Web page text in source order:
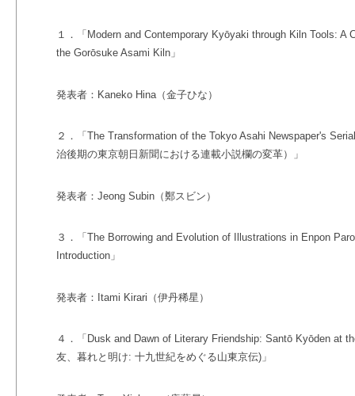
１．「Modern and Contemporary Kyōyaki through Kiln Tools:
the Gorōsuke Asami Kiln」
発表者：Kaneko Hina（金子ひな）
２．「The Transformation of the Tokyo Asahi Newspaper's
治後期の東京朝日新聞における連載小説欄の変革）」
発表者：Jeong Subin（鄭スビン）
３．「The Borrowing and Evolution of Illustrations in Enpon
Introduction」
発表者：Itami Kirari（伊丹稀星）
４．「Dusk and Dawn of Literary Friendship: Santō Kyōden at
友、暮れと明け: 十九世紀をめぐる山東京伝)」